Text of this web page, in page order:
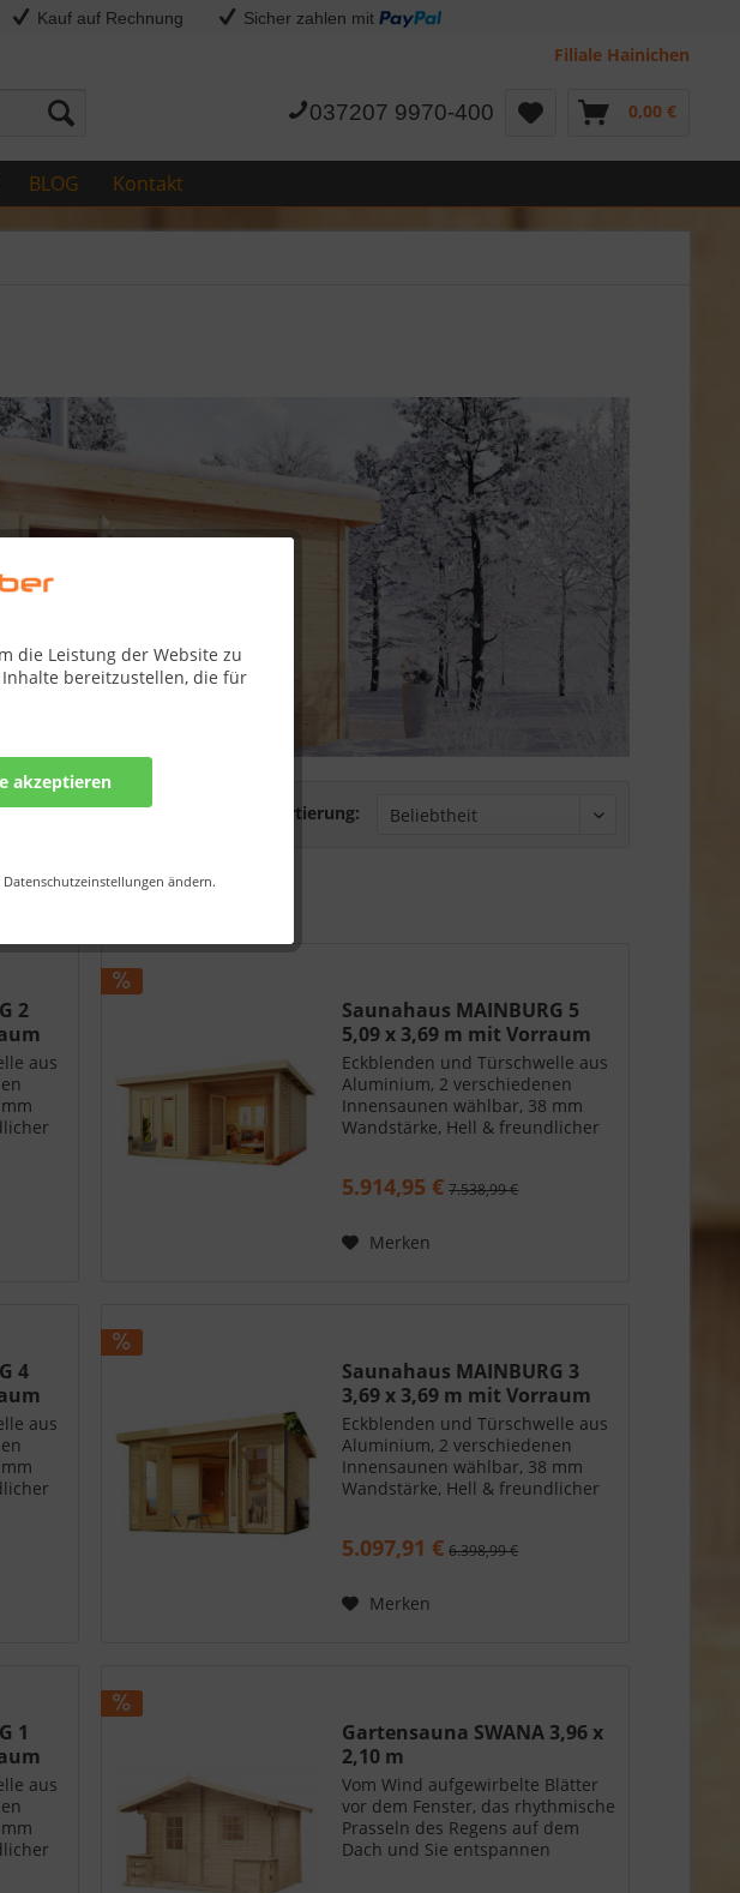
Kauf auf Rechnung Sicher zahlen mit
Filiale Hainichen
037207 9970-400 0,00 €
BLOG Kontakt
die Leistung der Website zu
bereitzustellen, die für
akzeptieren
ändern.
Sortierung:
Artikel laden
2
aus
Saunahaus MAINBURG 5
5,09 x 3,69 m mit Vorraum
Eckblenden und Türschwelle aus
Aluminium, 2 verschiedenen
Innensaunen wählbar, 38 mm
Wandstärke, Hell & freundlicher
5.914,95 € 7.538,99 €
Merken
4
aus
Saunahaus MAINBURG 3
3,69 x 3,69 m mit Vorraum
Eckblenden und Türschwelle aus
Aluminium, 2 verschiedenen
Innensaunen wählbar, 38 mm
Wandstärke, Hell & freundlicher
5.097,91 € 6.398,99 €
Merken
1
aus
Gartensauna SWANA 3,96 x
2,10 m
Vom Wind aufgewirbelte Blätter
vor dem Fenster, das rhythmische
Prasseln des Regens auf dem
Dach und Sie entspannen